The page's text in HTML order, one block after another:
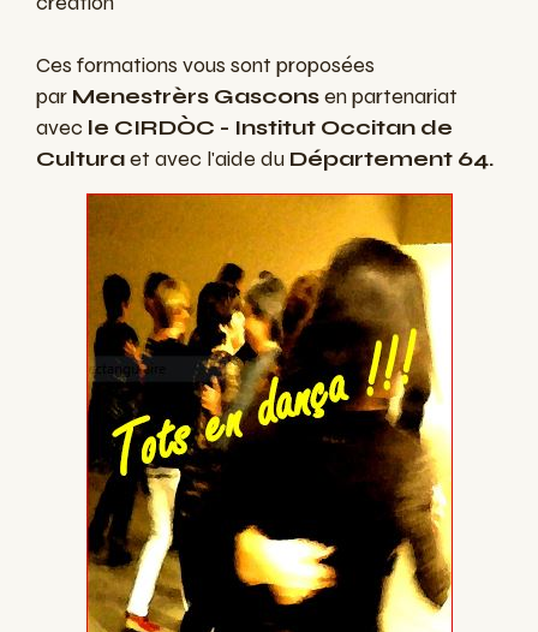
Ces formations vous sont proposées
par Menestrèrs Gasconsen partenariat
avec le CIRDÒC - Institut Occitan de
Culturaet avec l'aide du Département 64.